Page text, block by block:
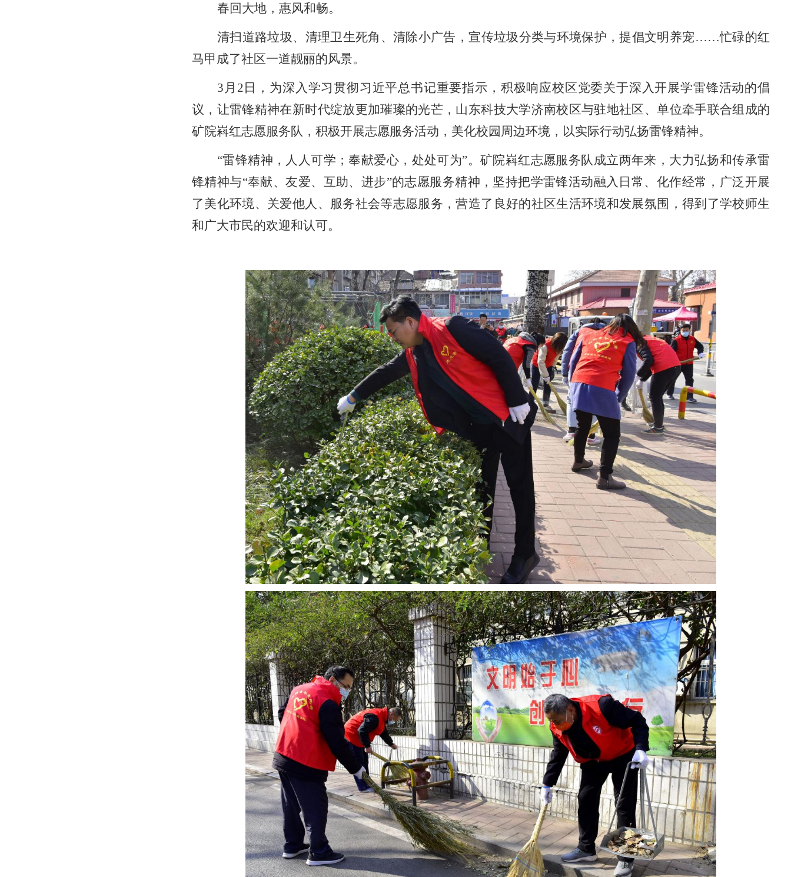
春回大地，惠风和畅。
清扫道路垃圾、清理卫生死角、清除小广告，宣传垃圾分类与环境保护，提倡文明养宠……忙碌的红
马甲成了社区一道靓丽的风景。
3月2日，为深入学习贯彻习近平总书记重要指示，积极响应校区党委关于深入开展学雷锋活动的倡
议，让雷锋精神在新时代绽放更加璀璨的光芒，山东科技大学济南校区与驻地社区、单位牵手联合组成的
矿院嵙红志愿服务队，积极开展志愿服务活动，美化校园周边环境，以实际行动弘扬雷锋精神。
“雷锋精神，人人可学；奉献爱心，处处可为”。矿院嵙红志愿服务队成立两年来，大力弘扬和传承雷
锋精神与“奉献、友爱、互助、进步”的志愿服务精神，坚持把学雷锋活动融入日常、化作经常，广泛开展
了美化环境、关爱他人、服务社会等志愿服务 ，营造了良好的社区生活环境和发展氛围，得到了学校师生
和广大市民的欢迎和认可。